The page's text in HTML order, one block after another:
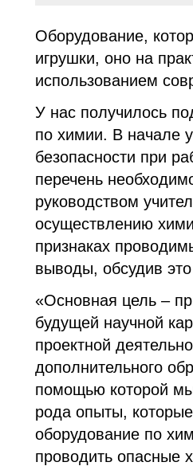
Оборудование,
игрушки, оно на
использованием
У нас получилось
по химии. В начале
безопасности при
перечень
руководством
осуществлению
признаках
выводы, обсудив
«Основная цель –
будущей научной
проектной
дополнительного
помощью которой
рода опыты,
оборудование по
проводить опасные